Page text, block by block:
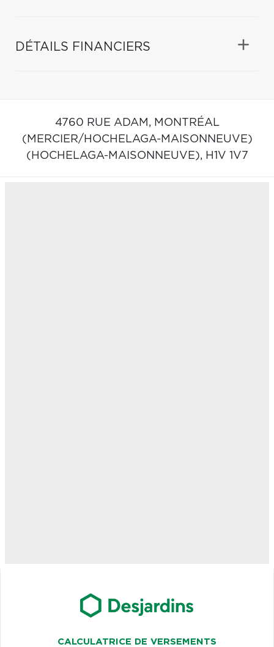
DÉTAILS FINANCIERS
4760 RUE ADAM, MONTRÉAL
(MERCIER/HOCHELAGA-MAISONNEUVE)
(HOCHELAGA-MAISONNEUVE), H1V 1V7
CALCULATRICE DE VERSEMENTS